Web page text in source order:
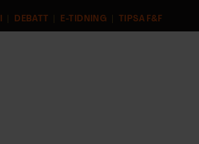
DEBATT E-TIDNING TIPSA F&F